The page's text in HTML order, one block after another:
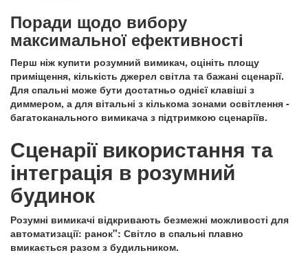
Поради щодо вибору
максимальної ефективності
Перш ніж купити розумний вимикач, оцініть площу
приміщення, кількість джерел світла та бажані сценарії.
Для спальні може бути достатньо однієї клавіші з
диммером, а для вітальні з кількома зонами освітлення -
багатоканального вимикача з підтримкою сценаріїв.
Сценарії використання та
інтеграція в розумний
будинок
Розумні вимикачі відкривають безмежні можливості для
автоматизації: ранок": Світло в спальні плавно
вмикається разом з будильником.